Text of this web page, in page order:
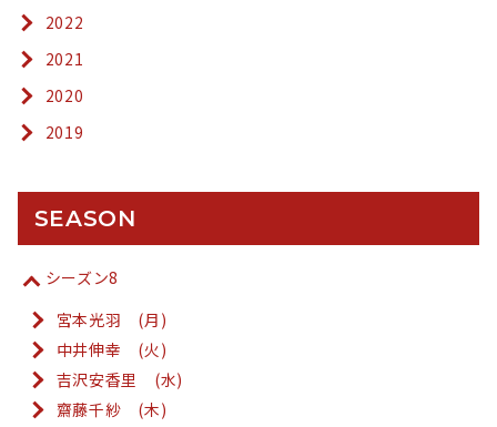
2022
2021
2020
2019
SEASON
シーズン8
宮本光羽 (月)
中井伸幸 (火)
吉沢安香里 (水)
齋藤千紗 (木)